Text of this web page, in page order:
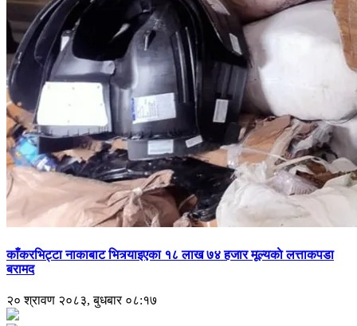
काँकरभिट्टा नाकाबाट भित्र्याइएका १८ लाख ७४ हजार मूल्यकाे लत्ताकपडा
बरामद
२० श्रावण २०८३, बुधबार ०८:१७